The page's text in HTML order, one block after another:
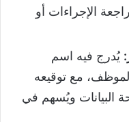
الإجراءات أو
: يُدرج فيه اسم
مع توقيعه
البيانات ويُسهم في